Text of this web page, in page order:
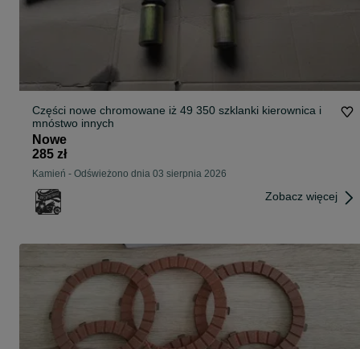
Części nowe chromowane iż 49 350 szklanki kierownica i
mnóstwo innych
Nowe
285 zł
Kamień - Odświeżono dnia 03 sierpnia 2026
Zobacz więcej